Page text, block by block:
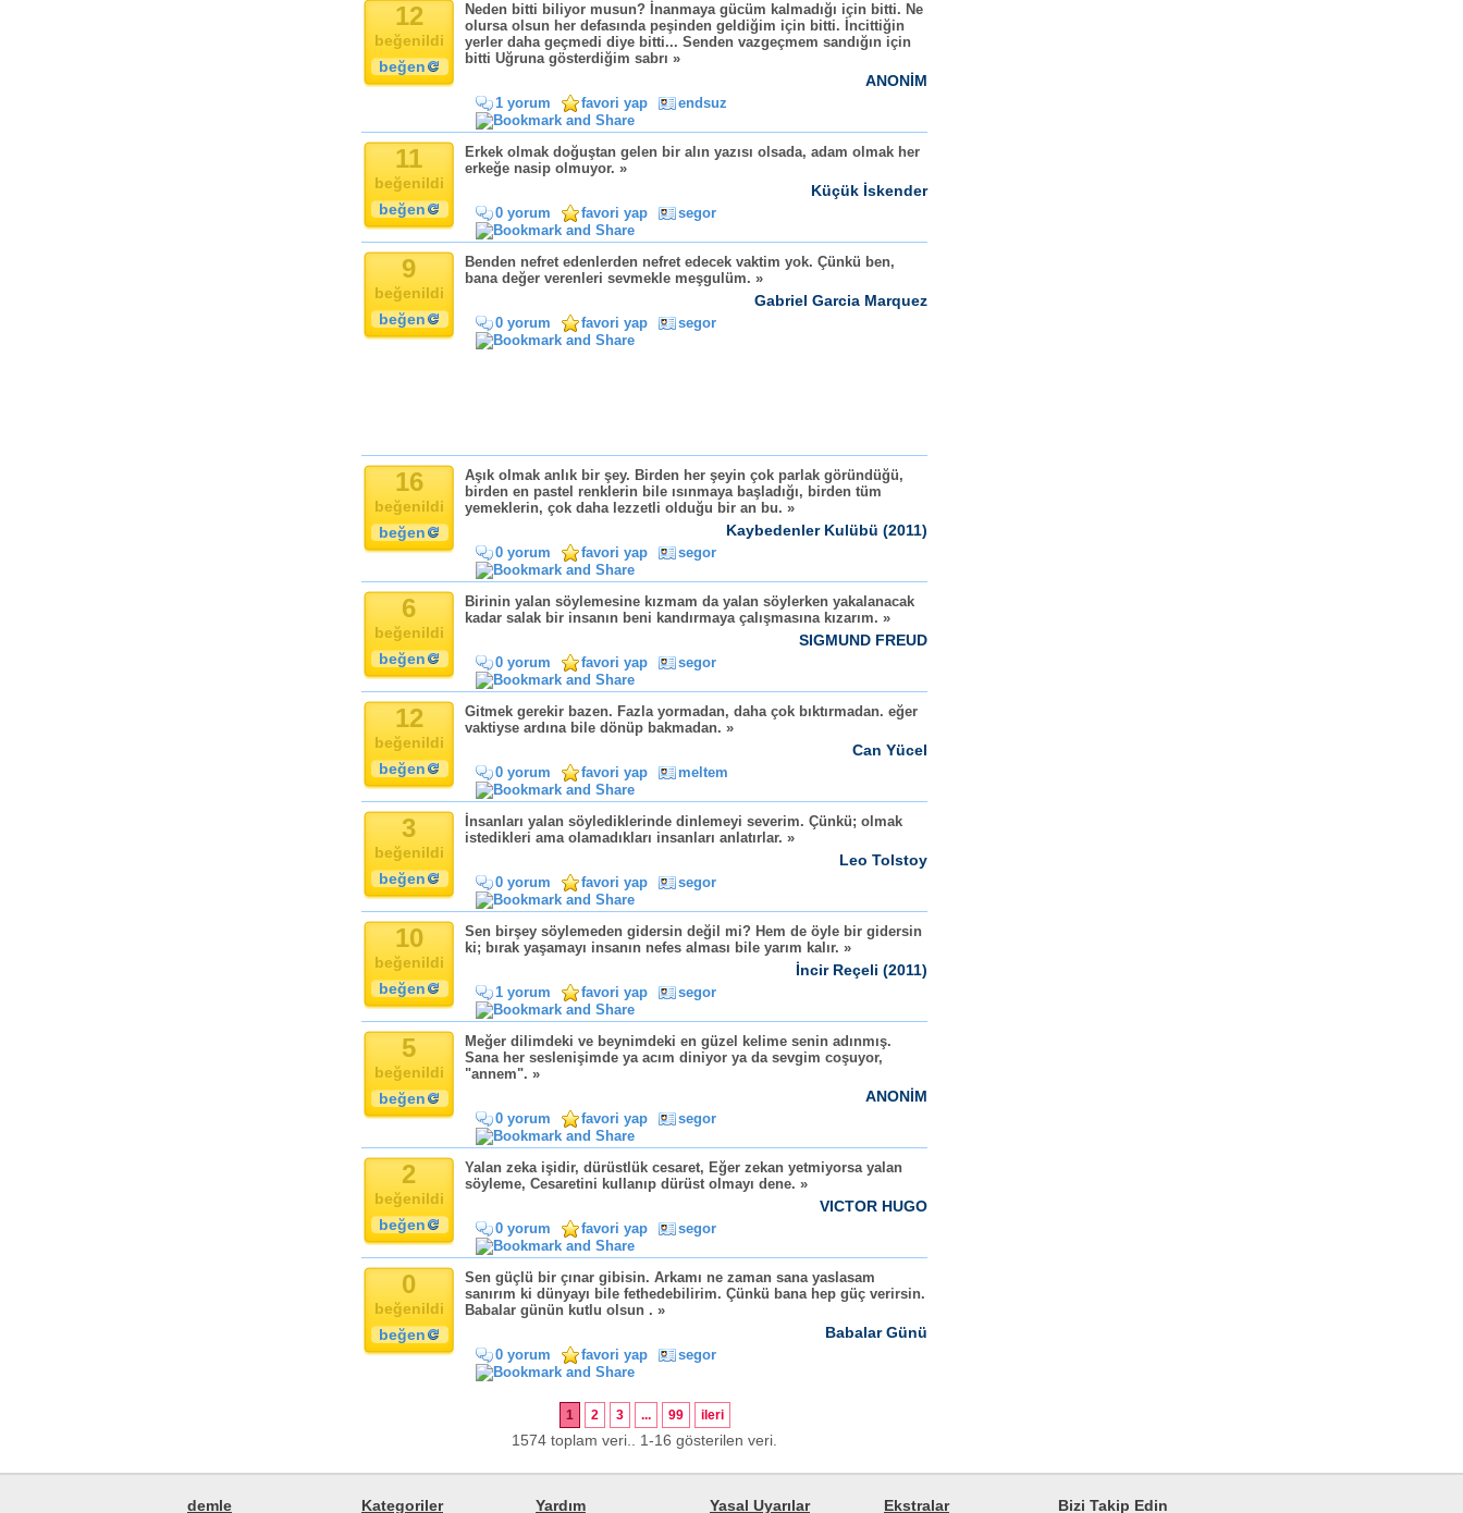
12
beğenildi
beğen
Neden bitti biliyor musun? İnanmaya gücüm kalmadığı için bitti. Ne
olursa olsun her defasında peşinden geldiğim için bitti. İncittiğin
yerler daha geçmedi diye bitti... Senden vazgeçmem sandığın için
bitti Uğruna gösterdiğim sabrı »
ANONİM
1 yorum favori yap endsuz
11
beğenildi
beğen
Erkek olmak doğuştan gelen bir alın yazısı olsada, adam olmak her
erkeğe nasip olmuyor. »
Küçük İskender
0 yorum favori yap segor
9
beğenildi
beğen
Benden nefret edenlerden nefret edecek vaktim yok. Çünkü ben,
bana değer verenleri sevmekle meşgulüm. »
Gabriel Garcia Marquez
0 yorum favori yap segor
16
beğenildi
beğen
Aşık olmak anlık bir şey. Birden her şeyin çok parlak göründüğü,
birden en pastel renklerin bile ısınmaya başladığı, birden tüm
yemeklerin, çok daha lezzetli olduğu bir an bu. »
Kaybedenler Kulübü (2011)
0 yorum favori yap segor
6
beğenildi
beğen
Birinin yalan söylemesine kızmam da yalan söylerken yakalanacak
kadar salak bir insanın beni kandırmaya çalışmasına kızarım. »
SIGMUND FREUD
0 yorum favori yap segor
12
beğenildi
beğen
Gitmek gerekir bazen. Fazla yormadan, daha çok bıktırmadan. eğer
vaktiyse ardına bile dönüp bakmadan. »
Can Yücel
0 yorum favori yap meltem
3
beğenildi
beğen
İnsanları yalan söylediklerinde dinlemeyi severim. Çünkü; olmak
istedikleri ama olamadıkları insanları anlatırlar. »
Leo Tolstoy
0 yorum favori yap segor
10
beğenildi
beğen
Sen birşey söylemeden gidersin değil mi? Hem de öyle bir gidersin
ki; bırak yaşamayı insanın nefes alması bile yarım kalır. »
İncir Reçeli (2011)
1 yorum favori yap segor
5
beğenildi
beğen
Meğer dilimdeki ve beynimdeki en güzel kelime senin adınmış.
Sana her seslenişimde ya acım diniyor ya da sevgim coşuyor,
"annem". »
ANONİM
0 yorum favori yap segor
2
beğenildi
beğen
Yalan zeka işidir, dürüstlük cesaret, Eğer zekan yetmiyorsa yalan
söyleme, Cesaretini kullanıp dürüst olmayı dene. »
VICTOR HUGO
0 yorum favori yap segor
0
beğenildi
beğen
Sen güçlü bir çınar gibisin. Arkamı ne zaman sana yaslasam
sanırım ki dünyayı bile fethedebilirim. Çünkü bana hep güç verirsin.
Babalar günün kutlu olsun . »
Babalar Günü
0 yorum favori yap segor
1 2 3 ... 99 ileri
1574 toplam veri.. 1-16 gösterilen veri.
demle Kategoriler Yardım Yasal Uyarılar Ekstralar Bizi Takip Edin